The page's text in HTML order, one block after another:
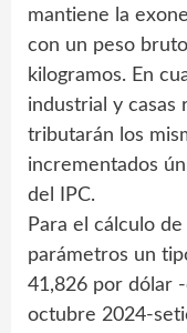
mantiene la
con un peso
kilogramos. En
industrial y casas
tributarán los
incrementados
del IPC.
Para el cálculo
parámetros un
41,826 por dólar
octubre 2024-